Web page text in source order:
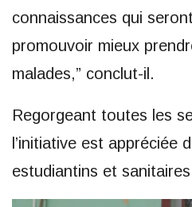
connaissances qui
promouvoir mieux
malades,” conclut-il.
Regorgeant toutes les
l’initiative est appréciée
estudiantins et